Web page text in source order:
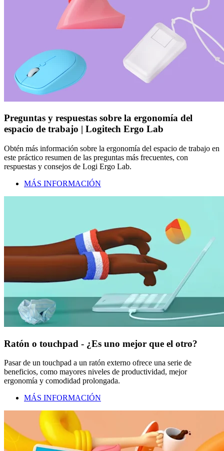
Preguntas y respuestas sobre la ergonomía del
espacio de trabajo | Logitech Ergo Lab
Obtén más información sobre la ergonomía del espacio de trabajo en
este práctico resumen de las preguntas más frecuentes, con
respuestas y consejos de Logi Ergo Lab.
MÁS INFORMACIÓN
Ratón o touchpad - ¿Es uno mejor que el otro?
Pasar de un touchpad a un ratón externo ofrece una serie de
beneficios, como mayores niveles de productividad, mejor
ergonomía y comodidad prolongada.
MÁS INFORMACIÓN